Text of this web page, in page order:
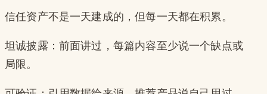
信任资产不是一天建成的，但每一天都在积累。
坦诚披露：前面讲过，每篇内容至少说一个缺点或
局限。